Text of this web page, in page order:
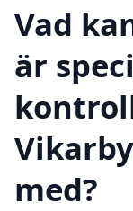
Vad
är
med?